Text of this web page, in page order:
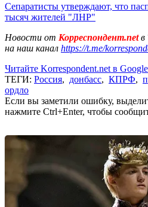
Сепаратисты утверждают, что
тысяч жителей "ЛНР"
Новости от Корреспондент.netв
на наш канал https://t.me/
Читайте Korrespondent.net в
ТЕГИ: Россия, донбасс, КПРФ,
ордло
Если вы заметили ошибку,
нажмите Ctrl+Enter, чтобы